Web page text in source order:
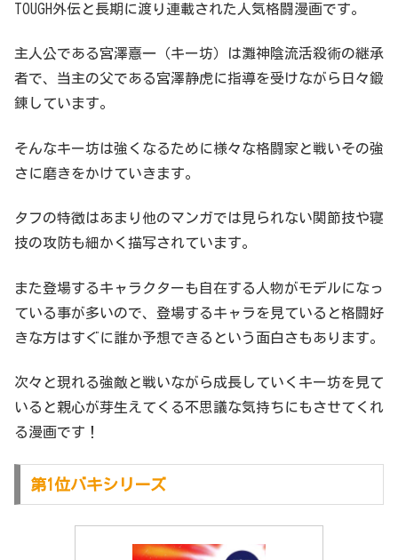
TOUGH外伝と長期に渡り連載された人気格闘漫画です。
主人公である宮澤憙一（キー坊）は灘神陰流活殺術の継承
者で、当主の父である宮澤静虎に指導を受けながら日々鍛
錬しています。
そんなキー坊は強くなるために様々な格闘家と戦いその強
さに磨きをかけていきます。
タフの特徴はあまり他のマンガでは見られない関節技や寝
技の攻防も細かく描写されています。
また登場するキャラクターも自在する人物がモデルになっ
ている事が多いので、登場するキャラを見ていると格闘好
きな方はすぐに誰か予想できるという面白さもあります。
次々と現れる強敵と戦いながら成長していくキー坊を見て
いると親心が芽生えてくる不思議な気持ちにもさせてくれ
る漫画です！
第1位バキシリーズ